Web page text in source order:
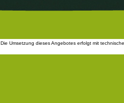
Die Umsetzung dieses Angebotes erfolgt mit